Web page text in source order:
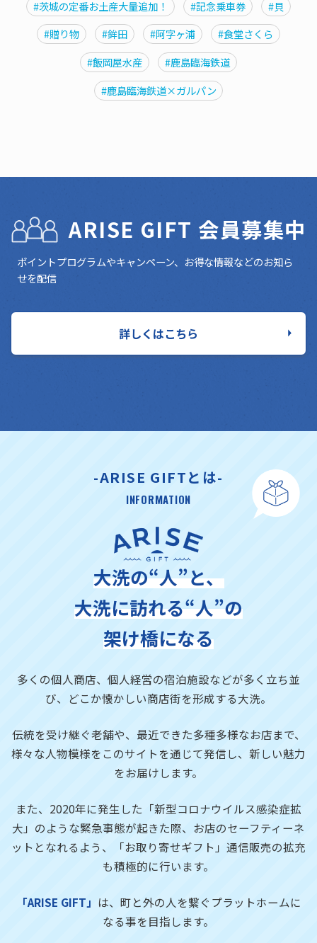
#茨城の定番お土産大量追加！ #記念乗車券
#貝
#贈り物
#鉾田 #阿字ヶ浦
#食堂さくら
#飯岡屋水産
#鹿島臨海鉄道
#鹿島臨海鉄道×ガルパン
ARISE GIFT 会員募集中
ポイントプログラムやキャンペーン、お得な情報などのお知ら
せを配信
詳しくはこちら
-ARISE GIFTとは-
INFORMATION
大洗の“人”と、
大洗に訪れる“人”の
架け橋になる
多くの個人商店、個人経営の宿泊施設などが多く立ち並
び、 どこか懐かしい商店街を形成する大洗。
伝統を受け継ぐ老舗や、最近できた多種多様なお店まで、
様々な人物模様をこのサイトを通じて発信し、新しい魅力
をお届けします。
また、2020年に発生した「新型コロナウイルス感染症拡
大」のような緊急事態が起きた際、お店のセーフティーネ
ットとなれるよう、「お取り寄せギフト」通信販売の拡充
も積極的に行います。
「ARISE GIFT」 は、町と外の人を繋ぐプラットホームに
なる事を目指します。